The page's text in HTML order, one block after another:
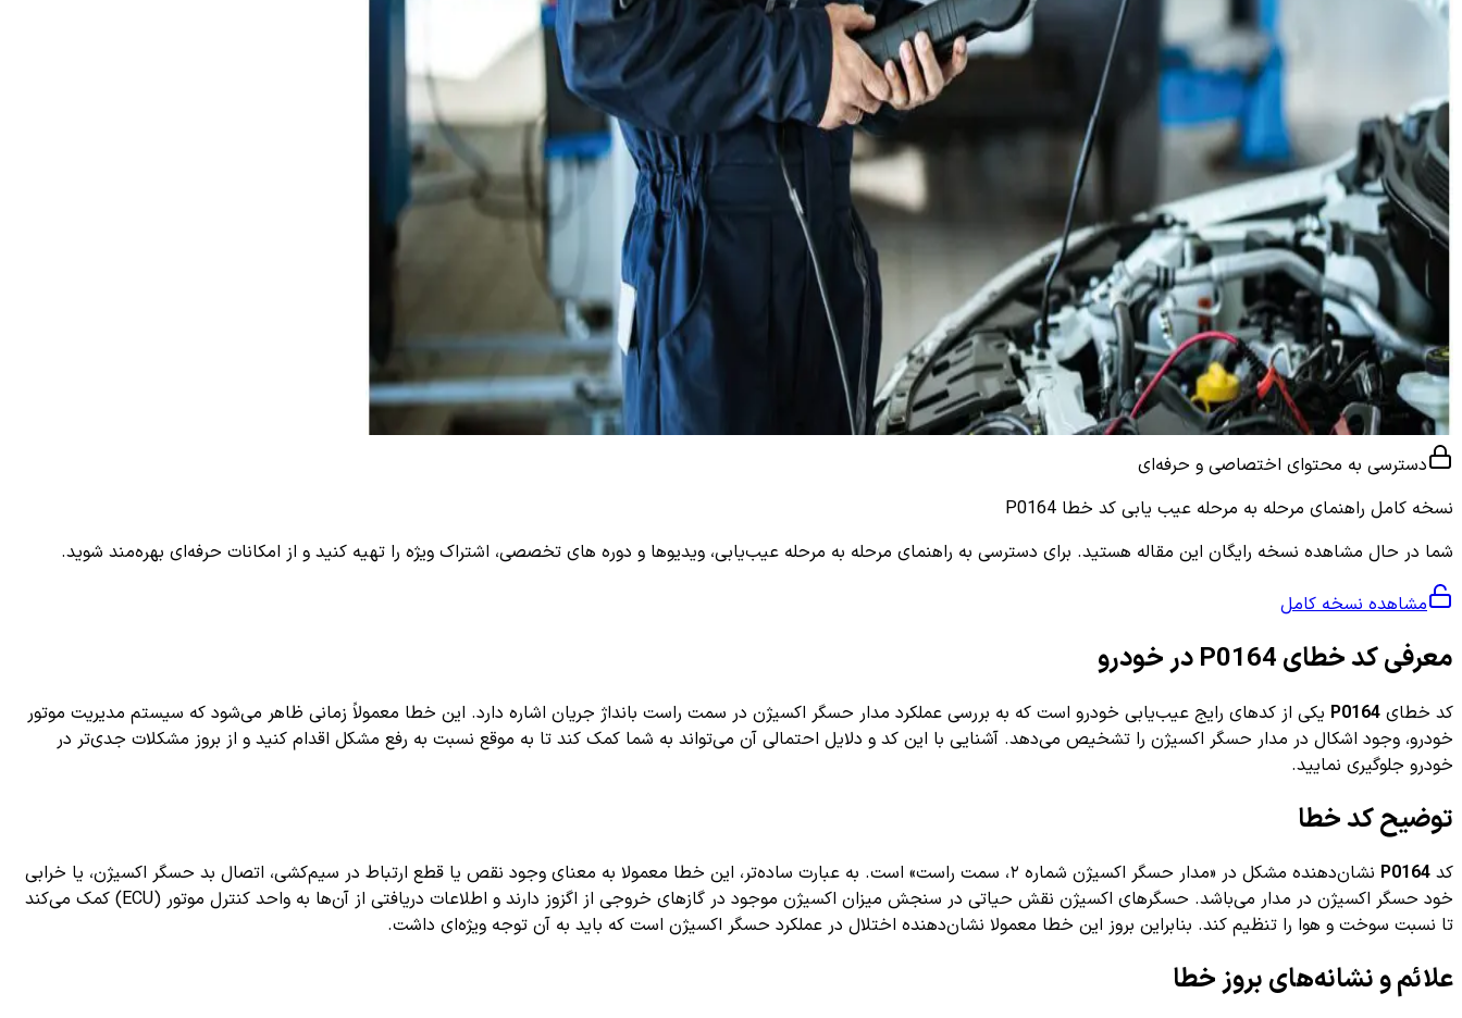
دسترسی به محتوای اختصاصی و حرفه‌ای
نسخه کامل راهنمای مرحله به مرحله عیب یابی کد خطا P0164
شما در حال مشاهده نسخه رایگان این مقاله هستید. برای دسترسی به راهنمای مرحله به مرحله عیب‌یابی، ویدیوها و دوره های تخصصی، اشتراک ویژه را تهیه کنید و از امکانات حرفه‌ای بهره‌مند شوید.
مشاهده نسخه کامل
معرفی کد خطای P0164 در خودرو
کد خطای P0164 یکی از کدهای رایج عیب‌یابی خودرو است که به بررسی عملکرد مدار حسگر اکسیژن در سمت راست بانداژ جریان اشاره دارد. این خطا معمولاً زمانی ظاهر می‌شود که سیستم مدیریت موتور
خودرو، وجود اشکال در مدار حسگر اکسیژن را تشخیص می‌دهد. آشنایی با این کد و دلایل احتمالی آن می‌تواند به شما کمک کند تا به موقع نسبت به رفع مشکل اقدام کنید و از بروز مشکلات جدی‌تر در
خودرو جلوگیری نمایید.
توضیح کد خطا
کد P0164
نشان‌دهنده مشکل در «مدار حسگر اکسیژن شماره ۲، سمت راست» است. به عبارت ساده‌تر، این خطا معمولا به معنای وجود نقص یا قطع ارتباط در سیم‌کشی، اتصال بد حسگر اکسیژن، یا خرابی
خود حسگر اکسیژن در مدار می‌باشد. حسگرهای اکسیژن نقش حیاتی در سنجش میزان اکسیژن موجود در گازهای خروجی از اگزوز دارند و اطلاعات دریافتی از آن‌ها به واحد کنترل موتور (ECU) کمک می‌کند
تا نسبت سوخت و هوا را تنظیم کند. بنابراین بروز این خطا معمولا نشان‌دهنده اختلال در عملکرد حسگر اکسیژن است که باید به آن توجه ویژه‌ای داشت.
علائم و نشانه‌های بروز خطا